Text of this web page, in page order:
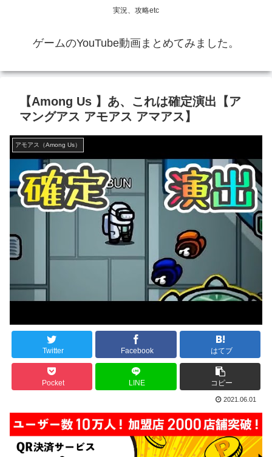
実況、攻略etc
ゲームのYouTube動画まとめてみました。
【Among Us 】あ、これは確定演出【ア
マングアス アモアス アマアス】
アモアス（Among Us）
Twitter Facebook はてブ
Pocket LINE コピー
2021.06.01